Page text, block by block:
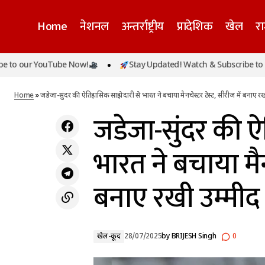
Home नेशनल अन्तर्राष्ट्रीय प्रादेशिक खेल
मनसा देवी मंदिर फिर श्रद्धालुओं के लिए खुला, रविवार
खेल-
जडेजा-
Now! Stay Updated! Watch & Subscribe to our
Home»जडेजा-सुंदर की ऐतिहासिक साझेदारी से भारत ने बचाया मैनचेस्टर टेस्ट, सीरीज में बनाए
जडेजा-सुंदर की
भारत ने बचाया
बनाए रखी उम्मीद
खेल-कूद 28/07/2025byBRIJESH Singh 0